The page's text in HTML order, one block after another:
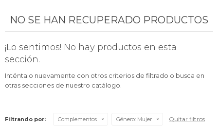
NO SE HAN RECUPERADO PRODUCTOS
¡Lo sentimos! No hay productos en esta
sección.
Inténtalo nuevamente con otros criterios de filtrado o busca en
otras secciones de nuestro catálogo.
Filtrando por: Complementos Género: Mujer Quitar filtros